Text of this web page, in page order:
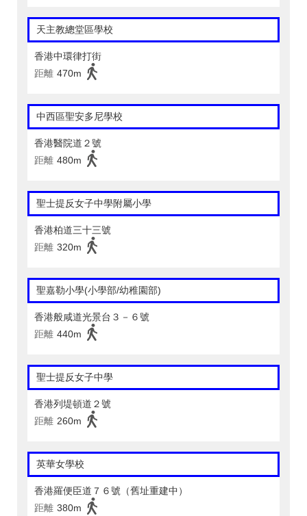
天主教總堂區學校
香港中環律打街
距離 470m
中西區聖安多尼學校
香港醫院道２號
距離 480m
聖士提反女子中學附屬小學
香港柏道三十三號
距離 320m
聖嘉勒小學(小學部/幼稚園部)
香港般咸道光景台３－６號
距離 440m
聖士提反女子中學
香港列堤頓道２號
距離 260m
英華女學校
香港羅便臣道７６號（舊址重建中）
距離 380m